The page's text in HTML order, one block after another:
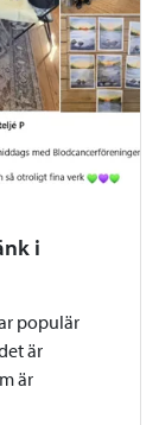
i
populär
är
är